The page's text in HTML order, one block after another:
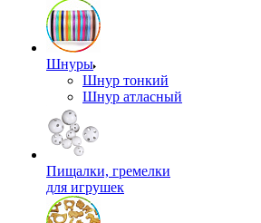
Шнуры
Шнур тонкий
Шнур атласный
Пищалки, гремелки
для игрушек